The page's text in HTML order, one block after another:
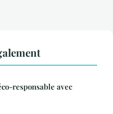
responsable avec